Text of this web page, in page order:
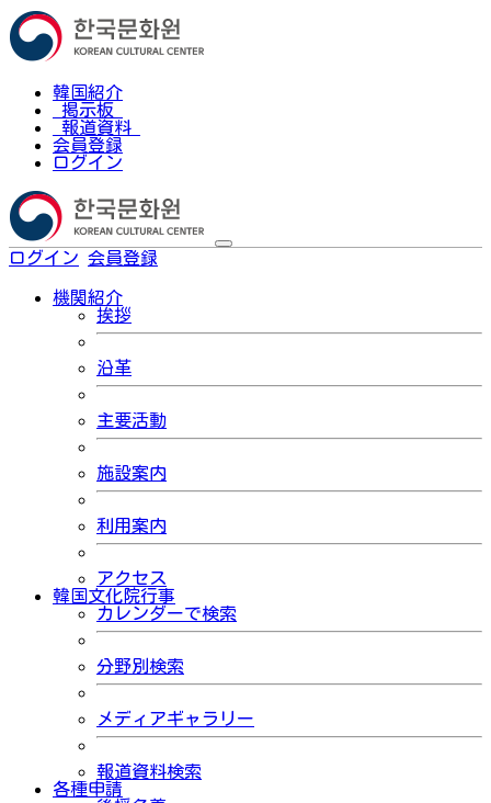
韓国紹介
掲示板
報道資料
会員登録
ログイン
ログイン 会員登録
機関紹介
挨拶
沿革
主要活動
施設案内
利用案内
アクセス
韓国文化院行事
カレンダーで検索
分野別検索
メディアギャラリー
報道資料検索
各種申請